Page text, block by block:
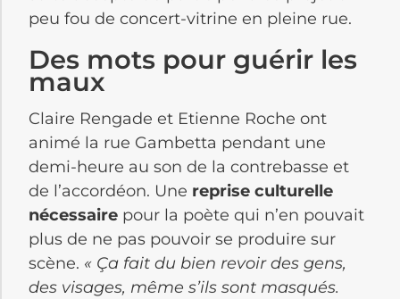
peu fou de concert-vitrine en pleine rue.
Des mots pour guérir les
maux
Claire Rengade et Etienne Roche ont
animé la rue Gambetta pendant une
demi-heure au son de la contrebasse et
de l’accordéon. Une reprise culturelle
nécessaire pour la poète qui n’en pouvait
plus de ne pas pouvoir se produire sur
scène. « Ça fait du bien revoir des gens,
des visages, même s’ils sont masqués.